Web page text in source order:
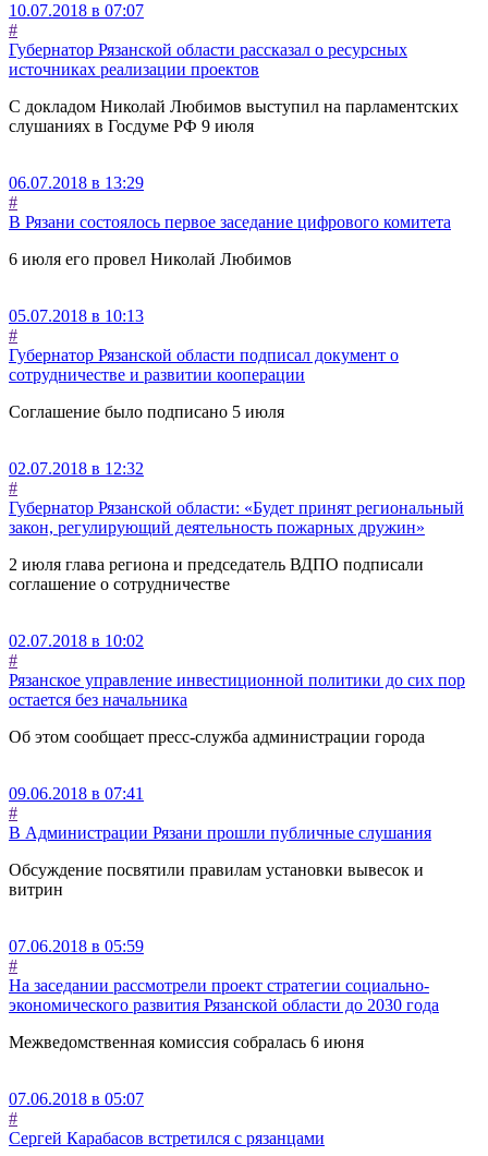
10.07.2018 в 07:07
#
Губернатор Рязанской области рассказал о ресурсных
источниках реализации проектов
С докладом Николай Любимов выступил на парламентских
слушаниях в Госдуме РФ 9 июля
06.07.2018 в 13:29
#
В Рязани состоялось первое заседание цифрового комитета
6 июля его провел Николай Любимов
05.07.2018 в 10:13
#
Губернатор Рязанской области подписал документ о
сотрудничестве и развитии кооперации
Соглашение было подписано 5 июля
02.07.2018 в 12:32
#
Губернатор Рязанской области: «Будет принят региональный
закон, регулирующий деятельность пожарных дружин»
2 июля глава региона и председатель ВДПО подписали
соглашение о сотрудничестве
02.07.2018 в 10:02
#
Рязанское управление инвестиционной политики до сих пор
остается без начальника
Об этом сообщает пресс-служба администрации города
09.06.2018 в 07:41
#
В Администрации Рязани прошли публичные слушания
Обсуждение посвятили правилам установки вывесок и
витрин
07.06.2018 в 05:59
#
На заседании рассмотрели проект стратегии социально-
экономического развития Рязанской области до 2030 года
Межведомственная комиссия собралась 6 июня
07.06.2018 в 05:07
#
Сергей Карабасов встретился с рязанцами